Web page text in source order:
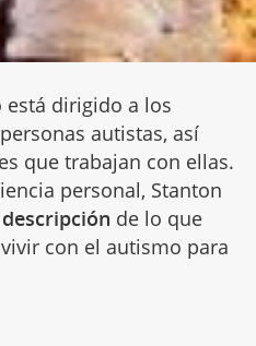
está dirigido a los
autistas, así
que trabajan con ellas.
personal, Stanton
de lo que
con el autismo para